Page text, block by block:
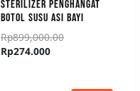
STERILIZER PENGHANGAT
BOTOL SUSU ASI BAYI
Rp899,000.00
Rp274.000